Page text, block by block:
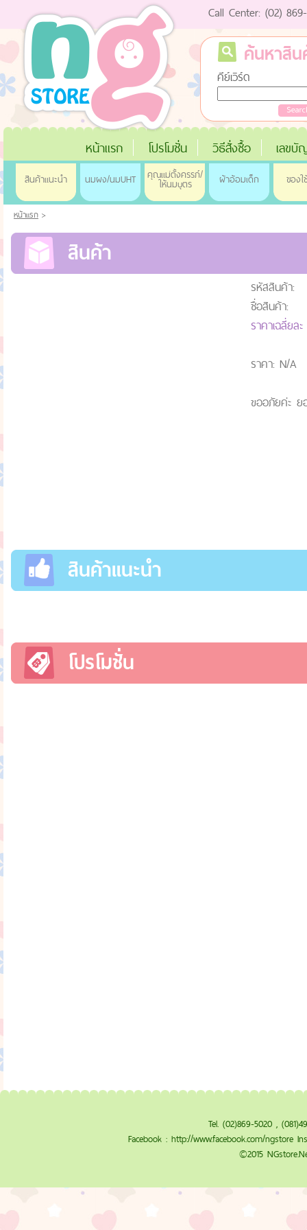
Call Center: (02)
ค้นหาสิน
คีย์เวิร์ด
หน้าแรก โปรโมชั่น วิธีสั่งซื้อ เลขบั
สินค้าแนะนำ นมผง/นมUHT คุณแม่ตั้งครรภ์/
ให้นมบุตร ผ้าอ้อมเด็ก ของใ
หน้าแรก >
สินค้า
รหัสสินค้า:
ชื่อสินค้า:
ราคาเฉลี่ยล
ราคา: N/A
ขออภัยค่ะ ย
สินค้าแนะนำ
โปรโมชั่น
Tel. (02)869-5020 ,
Facebook : http://www.facebook.com/ngstore
©2015